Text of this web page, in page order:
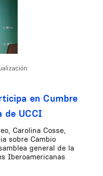
en Cumbre
de UCCI
Carolina Cosse,
sobre Cambio
general de la
Iberoamericanas